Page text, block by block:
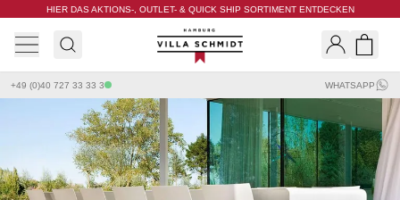
HIER DAS AKTIONS-, OUTLET- & QUICK SHIP SORTIMENT ENTDECKEN
Villa Schmidt
+49 (0)40 727 33 33 3 WHATSAPP